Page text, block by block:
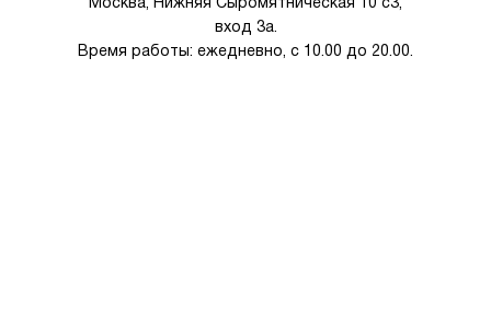
вход 3а.
Время работы: ежедневно, с 10.00 до 20.00.